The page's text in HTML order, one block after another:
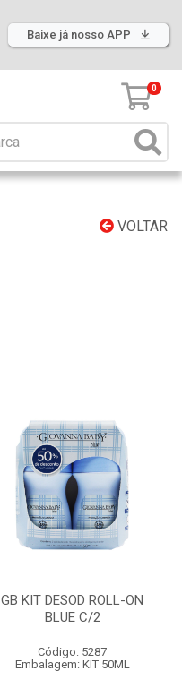
Baixe já nosso APP
0
VOLTAR
GB KIT DESOD ROLL-ON
BLUE C/2
Código: 5287
Embalagem: KIT 50ML